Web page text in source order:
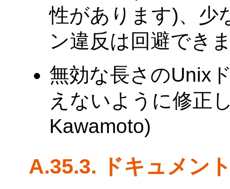
性があります)、少
ン違反は回避でき
無効な長さのUnix
えないように修正
Kawamoto)
A.35.3. ドキュメン